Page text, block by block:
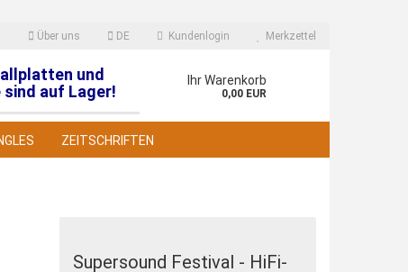
Über uns DE Kundenlogin Merkzettel
und
sind auf Lager!
Ihr Warenkorb
0,00 EUR
ZEITSCHRIFTEN
Supersound Festival - HiFi-